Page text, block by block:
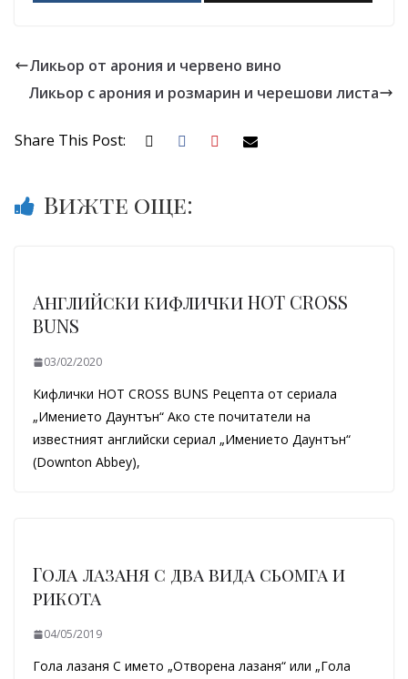
Ликьор от арония и червено вино
Ликьор с арония и розмарин и черешови листа
Share This Post:
Вижте още:
Aнглийски кифлички HOT CROSS
BUNS
03/02/2020
Кифлички HOT CROSS BUNS Рецепта от сериала
„Имението Даунтън“ Ако сте почитатели на
известният английски сериал „Имението Даунтън“
(Downton Abbey),
Гола лазаня с два вида сьомга и
рикота
04/05/2019
Гола лазаня С името „Отворена лазаня“ или „Гола